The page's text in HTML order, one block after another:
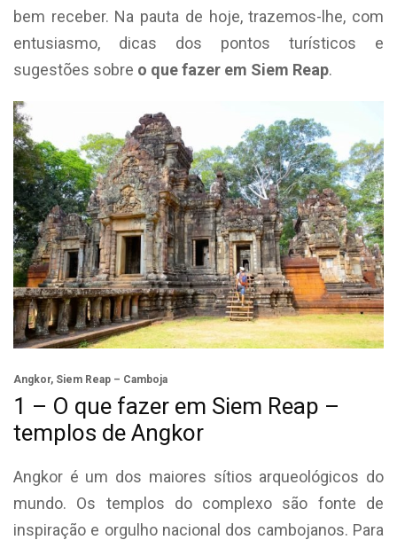
bem receber. Na pauta de hoje, trazemos-lhe, com
entusiasmo, dicas dos pontos turísticos e
sugestões sobre o que fazer em Siem Reap.
Angkor, Siem Reap – Camboja
1 – O que fazer em Siem Reap –
templos de Angkor
Angkor é um dos maiores sítios arqueológicos do
mundo. Os templos do complexo são fonte de
inspiração e orgulho nacional dos cambojanos. Para